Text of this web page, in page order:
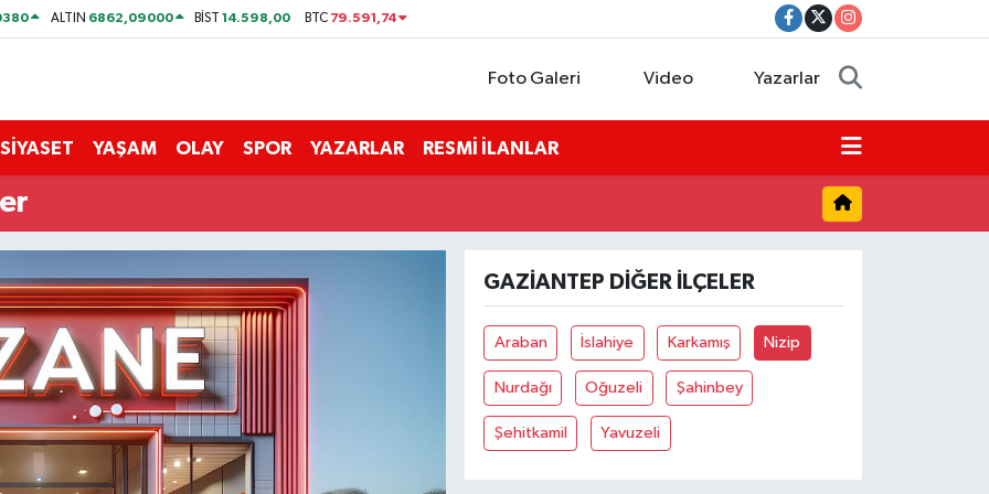
ALTIN 6862,09000 BİST14.598,00 BTC 79.591,74
Foto Galeri Video Yazarlar
SİYASET YAŞAM OLAY SPOR YAZARLAR RESMİ İLANLAR
GAZIANTEP DIĞER İLÇELER
Araban İslahiye Karkamış Nizip
Nurdağı Oğuzeli Şahinbey
Şehitkamil Yavuzeli